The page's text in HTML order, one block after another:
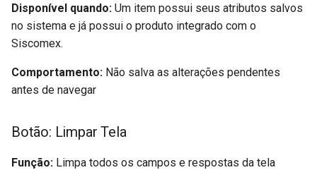
Disponível quando: Um item possui seus atributos salvos
no sistema e já possui o produto integrado com o
Siscomex.
Comportamento: Não salva as alterações pendentes
antes de navegar
Botão: Limpar Tela
Função: Limpa todos os campos e respostas da tela